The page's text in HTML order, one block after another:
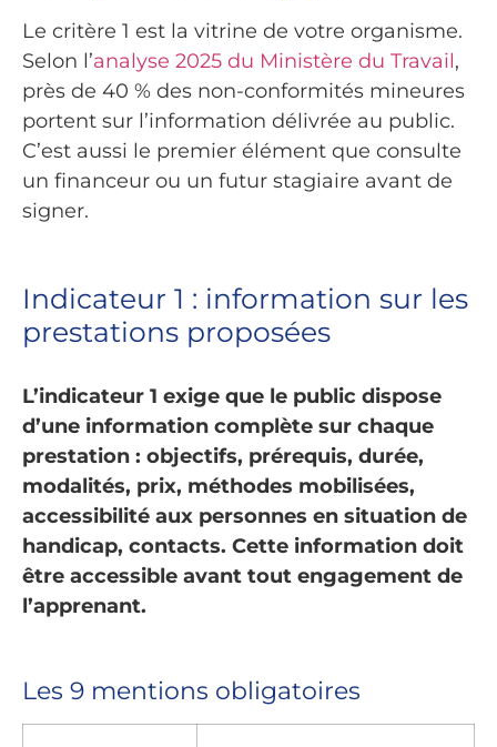
Le critère 1 est la vitrine de votre organisme.
Selon l’analyse 2025 du Ministère du Travail,
près de 40 % des non-conformités mineures
portent sur l’information délivrée au public.
C’est aussi le premier élément que consulte
un financeur ou un futur stagiaire avant de
signer.
Indicateur 1 : information sur les
prestations proposées
L’indicateur 1 exige que le public dispose
d’une information complète sur chaque
prestation : objectifs, prérequis, durée,
modalités, prix, méthodes mobilisées,
accessibilité aux personnes en situation de
handicap, contacts. Cette information doit
être accessible avant tout engagement de
l’apprenant.
Les 9 mentions obligatoires